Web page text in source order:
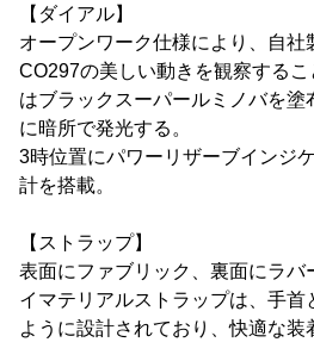
【ダイアル】
オープンワーク仕様により、自社
CO297の美しい動きを観察する
はブラックスーパールミノバを塗
に暗所で発光する。
3時位置にパワーリザーブインジ
計を搭載。
【ストラップ】
表面にファブリック、裏面にラバ
イマテリアルストラップは、手首
ように設計されており、快適な装